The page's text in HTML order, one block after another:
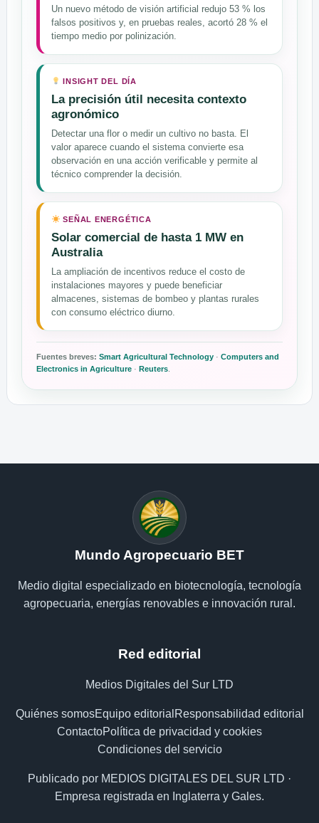
Un nuevo método de visión artificial redujo 53 % los
falsos positivos y, en pruebas reales, acortó 28 % el
tiempo medio por polinización.
INSIGHT DEL DÍA
La precisión útil necesita contexto
agronómico
Detectar una flor o medir un cultivo no basta. El
valor aparece cuando el sistema convierte esa
observación en una acción verificable y permite al
técnico comprender la decisión.
SEÑAL ENERGÉTICA
Solar comercial de hasta 1 MW en
Australia
La ampliación de incentivos reduce el costo de
instalaciones mayores y puede beneficiar
almacenes, sistemas de bombeo y plantas rurales
con consumo eléctrico diurno.
Fuentes breves: Smart Agricultural Technology · Computers and
Electronics in Agriculture · Reuters
Mundo Agropecuario BET
Medio digital especializado en biotecnología, tecnología
agropecuaria, energías renovables e innovación rural.
Red editorial
Medios Digitales del Sur LTD
Quiénes somosEquipo editorial Responsabilidad editorial
ContactoPolítica de privacidad y cookies
Condiciones del servicio
Publicado por MEDIOS DIGITALES DEL SUR LTD ·
Empresa registrada en Inglaterra y Gales.